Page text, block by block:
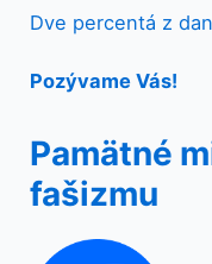
Dve percentá z
Pozývame Vás!
Pamätné
fašizmu